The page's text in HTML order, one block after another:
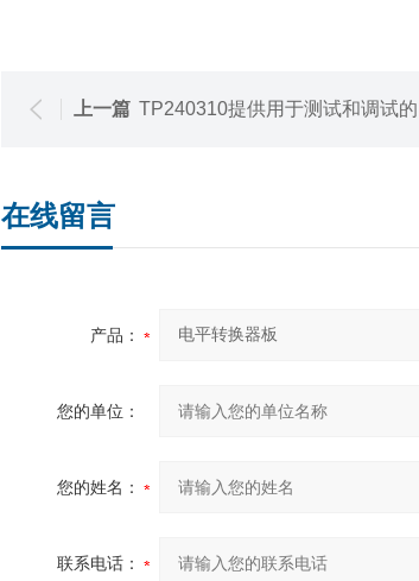
上一篇 TP240310提供用于测试和调试的 I2C 和 SPI 目标器件
在线留言
产品：
您的单位：
您的姓名：
联系电话：